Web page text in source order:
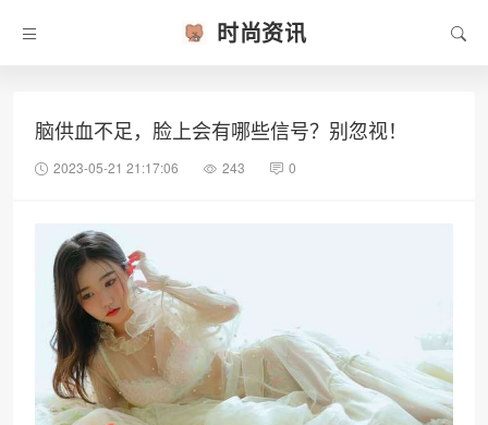
时尚资讯
脑供血不足，脸上会有哪些信号？别忽视！
2023-05-21 21:17:06 243 0